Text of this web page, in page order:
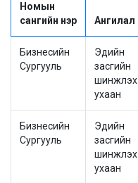
Номын
сангийн нэр
Ангилал
Бизнесийн
Сургууль
Эдийн
засгийн
шинжлэх
ухаан
Бизнесийн
Сургууль
Эдийн
засгийн
шинжлэх
ухаан